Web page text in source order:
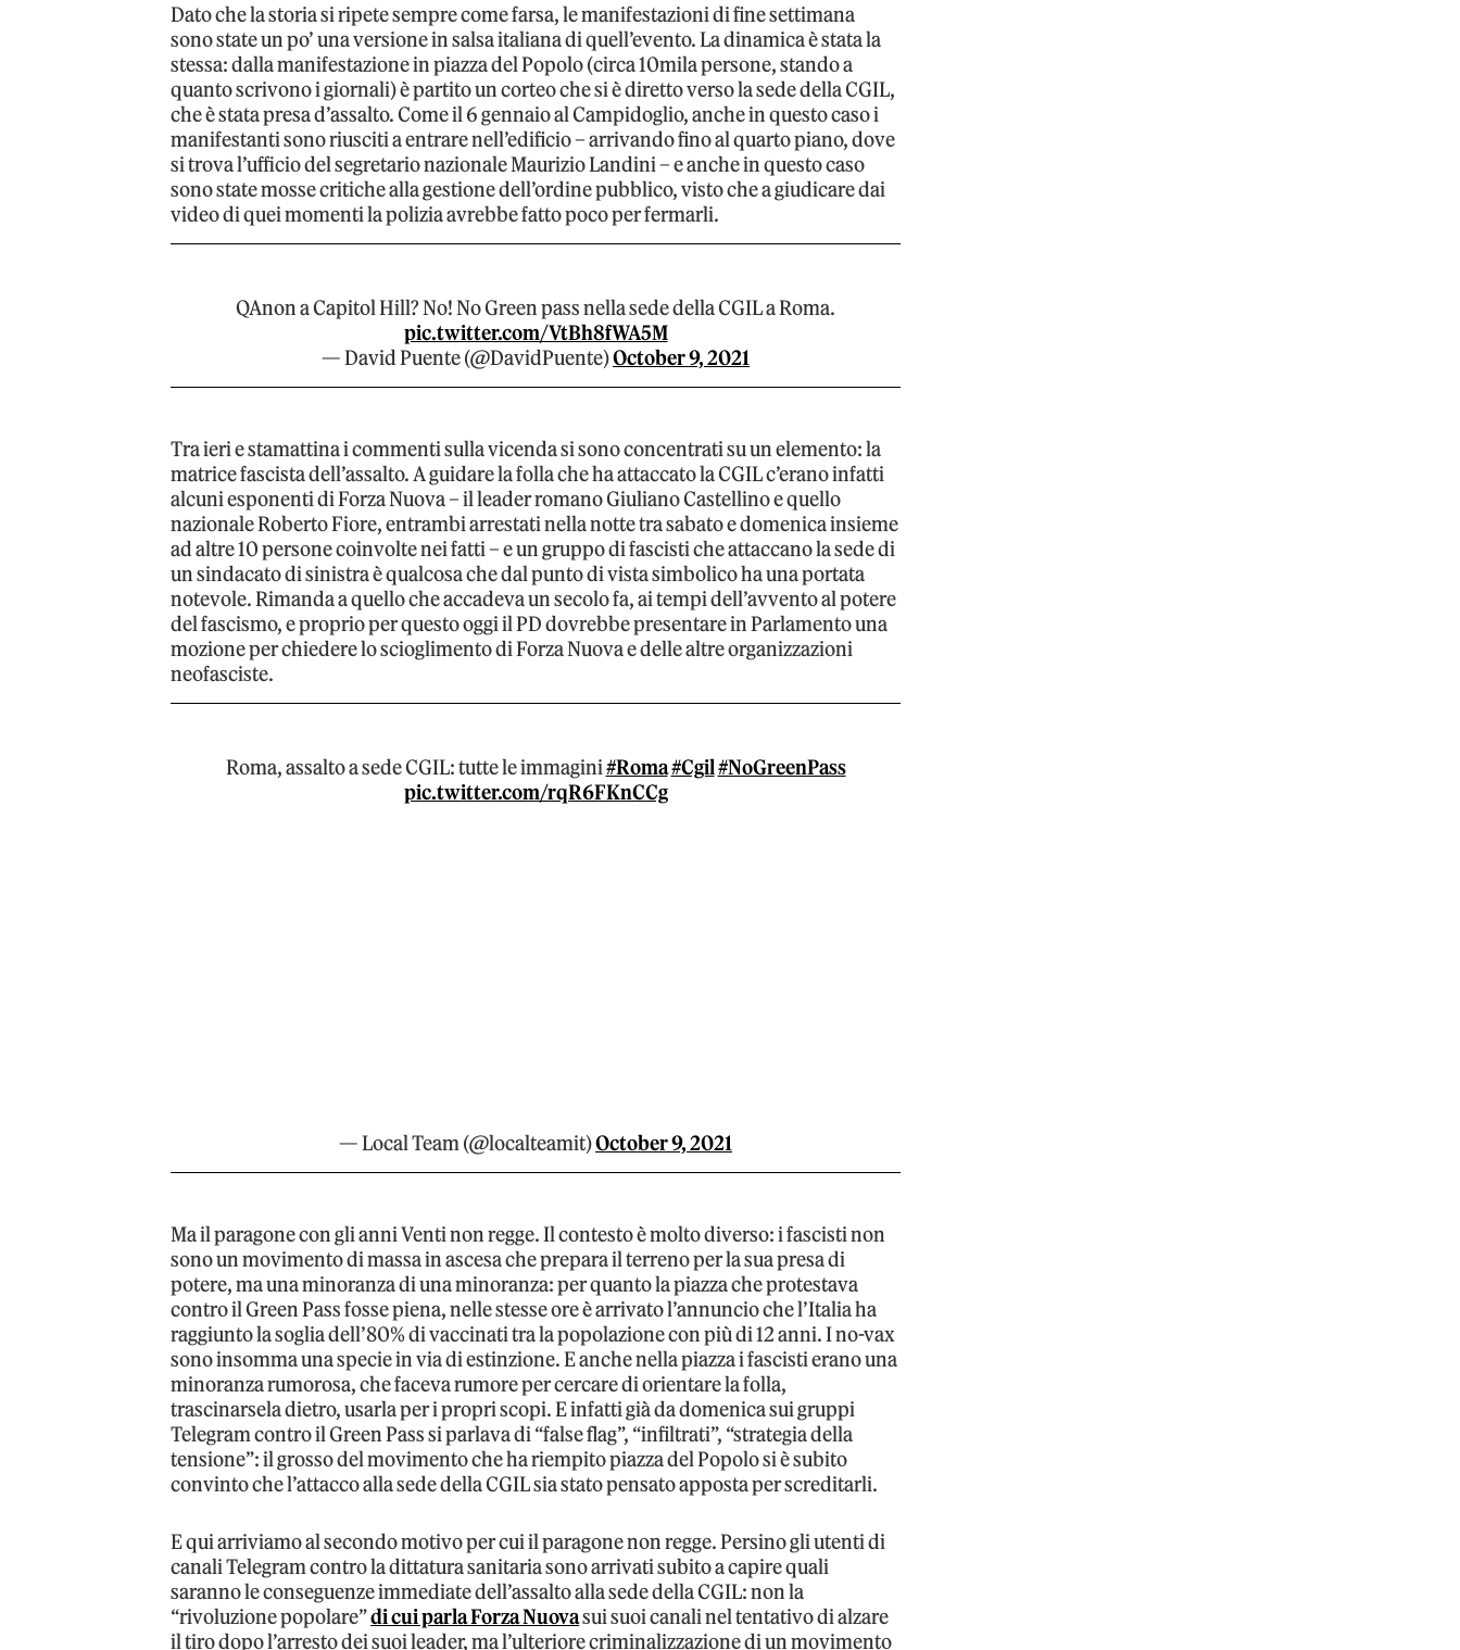
Dato che la storia si ripete sempre come farsa, le manifestazioni di fine settimana
sono state un po’ una versione in salsa italiana di quell’evento. La dinamica è stata la
stessa: dalla manifestazione in piazza del Popolo (circa 10mila persone, stando a
quanto scrivono i giornali) è partito un corteo che si è diretto verso la sede della CGIL,
che è stata presa d’assalto. Come il 6 gennaio al Campidoglio, anche in questo caso i
manifestanti sono riusciti a entrare nell’edificio – arrivando fino al quarto piano, dove
si trova l’ufficio del segretario nazionale Maurizio Landini – e anche in questo caso
sono state mosse critiche alla gestione dell’ordine pubblico, visto che a giudicare dai
video di quei momenti la polizia avrebbe fatto poco per fermarli.
QAnon a Capitol Hill? No! No Green pass nella sede della CGIL a Roma.
pic.twitter.com/VtBh8fWA5M
— David Puente (@DavidPuente)October 9, 2021
Tra ieri e stamattina i commenti sulla vicenda si sono concentrati su un elemento: la
matrice fascista dell’assalto. A guidare la folla che ha attaccato la CGIL c’erano infatti
alcuni esponenti di Forza Nuova – il leader romano Giuliano Castellino e quello
nazionale Roberto Fiore, entrambi arrestati nella notte tra sabato e domenica insieme
ad altre 10 persone coinvolte nei fatti – e un gruppo di fascisti che attaccano la sede di
un sindacato di sinistra è qualcosa che dal punto di vista simbolico ha una portata
notevole. Rimanda a quello che accadeva un secolo fa, ai tempi dell’avvento al potere
del fascismo, e proprio per questo oggi il PD dovrebbe presentare in Parlamento una
mozione per chiedere lo scioglimento di Forza Nuova e delle altre organizzazioni
neofasciste.
Roma, assalto a sede CGIL: tutte le immagini#Roma#Cgil#NoGreenPass
pic.twitter.com/rqR6FKnCCg
— Local Team (@localteamit)October 9, 2021
Ma il paragone con gli anni Venti non regge. Il contesto è molto diverso: i fascisti non
sono un movimento di massa in ascesa che prepara il terreno per la sua presa di
potere, ma una minoranza di una minoranza: per quanto la piazza che protestava
contro il Green Pass fosse piena, nelle stesse ore è arrivato l’annuncio che l’Italia ha
raggiunto la soglia dell’80% di vaccinati tra la popolazione con più di 12 anni. I no-vax
sono insomma una specie in via di estinzione. E anche nella piazza i fascisti erano una
minoranza rumorosa, che faceva rumore per cercare di orientare la folla,
trascinarsela dietro, usarla per i propri scopi. E infatti già da domenica sui gruppi
Telegram contro il Green Pass si parlava di “false flag”, “infiltrati”, “strategia della
tensione”: il grosso del movimento che ha riempito piazza del Popolo si è subito
convinto che l’attacco alla sede della CGIL sia stato pensato apposta per screditarli.
E qui arriviamo al secondo motivo per cui il paragone non regge. Persino gli utenti di
canali Telegram contro la dittatura sanitaria sono arrivati subito a capire quali
saranno le conseguenze immediate dell’assalto alla sede della CGIL: non la
“rivoluzione popolare”di cui parla Forza Nuovasui suoi canali nel tentativo di alzare
il tiro dopo l’arresto dei suoi leader, ma l’ulteriore criminalizzazione di un movimento